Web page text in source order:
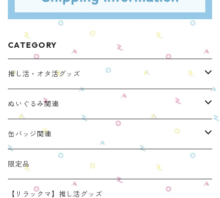
CATEGORY
推し活・オタ活グッズ
ぬいのおくるみ ぬいくるみん
リラックマモデル（全１種）
OZaKKaオリジナルモデル
手と手がつながる つなぐるみん
どうぶつシリーズ(第1弾)
たべものシリーズ(第2弾)
きらきらぬいぐるみポーチ
【限定】星
推し活コースターケース
ぬいぐるみ関連
ぬいのおくるみ ぬいくるみん
身長：約16cm【BIG】
身長：約12㎝
手と手がつながる つなぐるみん
きらきらぬいぐるみポーチ
缶バッジ関連
ねこみみ缶バッジケース
くまみみ缶バッジケース
限定品
【リラックマ】推し活グッズ